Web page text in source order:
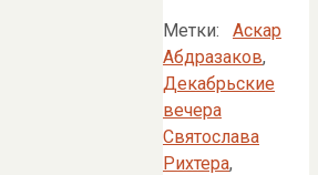
Метки:
Аскар
Абдразаков,
Декабрьские
вечера
Святослава
Рихтера,